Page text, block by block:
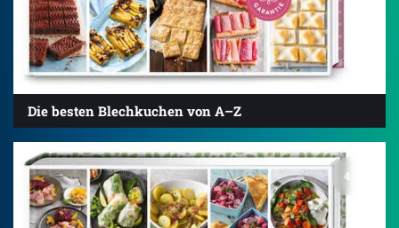
Die besten Blechkuchen von A–Z
4.5